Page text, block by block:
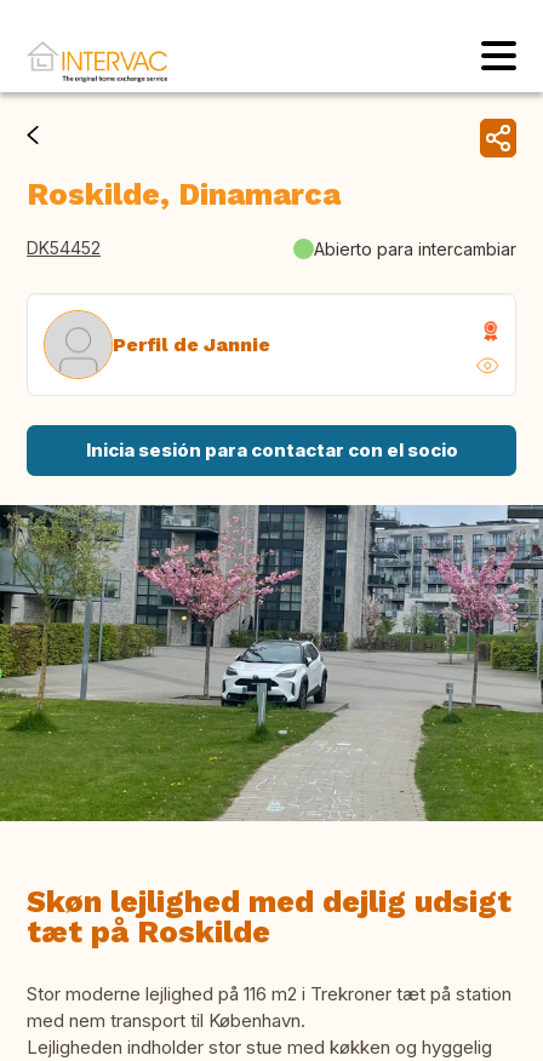
Roskilde, Dinamarca
DK54452 Abierto para intercambiar
Perfil de Jannie
Inicia sesión para contactar con el socio
Skøn lejlighed med dejlig udsigt
tæt på Roskilde
Stor moderne lejlighed på 116 m2 i Trekroner tæt på station
med nem transport til København.
Lejligheden indholder stor stue med køkken og hyggelig